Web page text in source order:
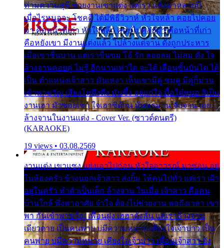
ท่ามความสุขี ช่วยงานเขาแต่ง แต่เรา แล้งมาหลายปี
เมื่อไรหนอจะ โชคดี ได้มีพิธีวิวาห์ หัวใจหล้า คอยไปคอย
มา คือหน้าที่เก่า หัวใจหล้า คอยไปคอยมา คือหน้าที่เก่า
คือหยังเขา มีงานแต่งแล้ว ไปล้างแต่จาน ดั่งถูกประหาร
เมื่อเขาชื่นบาน แต่เราขื่นขม โอ้ รัก ลอยลม ไม่สม ดัง ใจ
ล้างจานคอยคู่ ไม่รู้ อีกนานเท่าใด จะได้ เลื่อนขั้นบันได ได้
เป็น ตำแหน่งเจ้าสาว มันเหงา เห็นเขามีคู่ ซมดู มีคู่ก็ม่วน
เข้าพาขวัญ เสียงโห่ตึงตึง มันซึ้ง อยู่แก่ใจ มื้อใด๋หนอ สิเป็น
งานเฮา มัวซอยเขา ใจเฮาซิด้าน มันทรมาน จับจาน เอย…
ล้างจานในงานแต่ง - Cover Ver. (ซาวด์ดนตรี)
(KARAOKE)
19 views • 03.08.2569
งานแต่ง เขาแซง แย่งเอาไปก่อน หัวใจอาวรณ์ มาซ่อน อยู่
ในห้องครัว ข้างนอกเจ้าสาว ส่งยิ้ม ให้คนไปทั่ว แต่เรา เฝ้า
อยู่ในครัว ทำตัวเป็นเด็ก ล้างจาน ในเมื่อ เจ้าสาว คือคน
บ้านใกล้ พึ่งพาอาศัย จำใจ ต้องไปช่วยงาน พอถึงเวลา เขา
พา กันเข้าพาขวัญ เพื่อนฝูง เฮฮาดังลั่น แต่เราล้างจาน
เดียวดาย เป็นคนพ่าย บ่มีความหมาย เคียงใจเจ้าบ่าว เป็น
คนพ่าย บ่มีความหมาย เคียงใจเจ้าบ่าว เพื่อนเจ้าสาว ยัง